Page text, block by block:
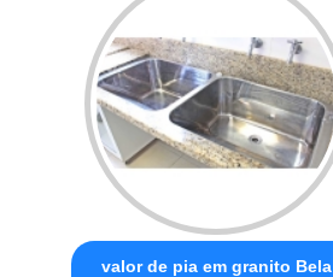
valor de pia em granito Bela